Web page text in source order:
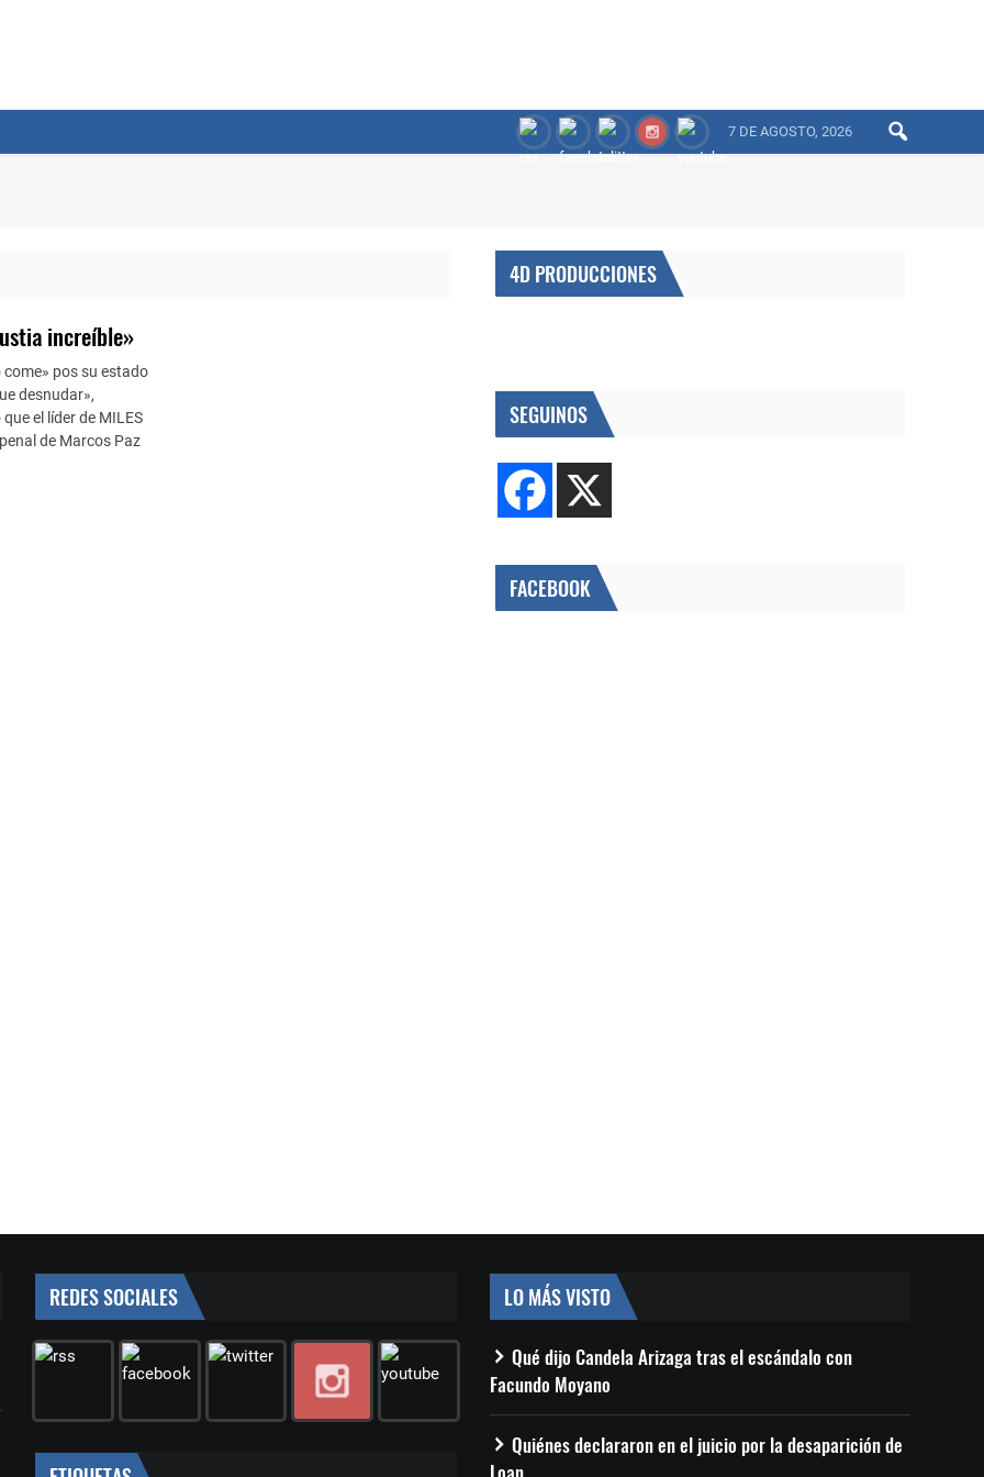
7 DE AGOSTO, 2026
increíble»
pos su estado
desnudar»,
el líder de MILES
de Marcos Paz
4D PRODUCCIONES
SEGUINOS
FACEBOOK
REDES SOCIALES LO MÁS VISTO
Qué dijo Candela Arizaga tras el escándalo con
Facundo Moyano
Quiénes declararon en el juicio por la desaparición de